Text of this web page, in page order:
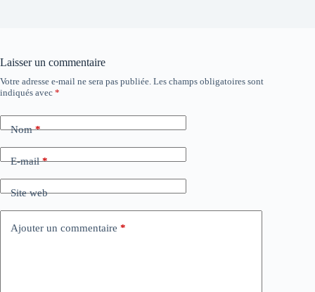
Laisser un commentaire
Votre adresse e-mail ne sera pas publiée. Les champs obligatoires sont
indiqués avec *
Nom*
E-mail*
Site web
Ajouter un commentaire *